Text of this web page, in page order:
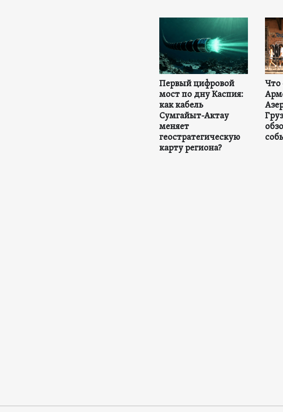
Первый цифровой
мост по дну Каспия:
как кабель
Сумгайыт-Актау
меняет
геостратегическую
карту региона?
Что